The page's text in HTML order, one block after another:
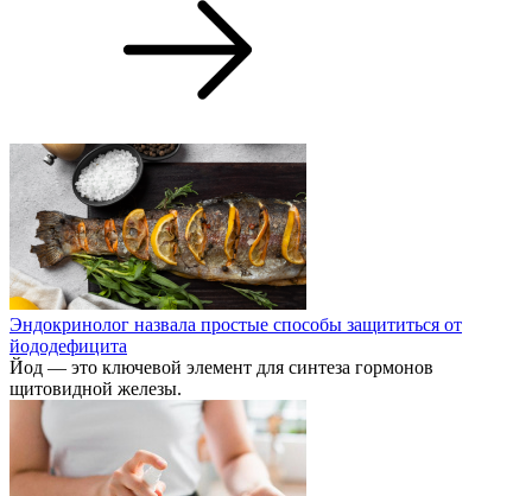
Эндокринолог назвала простые способы защититься от
йододефицита
Йод — это ключевой элемент для синтеза гормонов
щитовидной железы.